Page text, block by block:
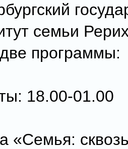
семьи
программы:
18.00-01.00
«Семья: